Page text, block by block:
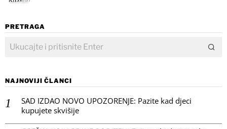
PRETRAGA
NAJNOVIJI ČLANCI
SAD IZDAO NOVO UPOZORENJE: Pazite kad djeci
kupujete skvišije